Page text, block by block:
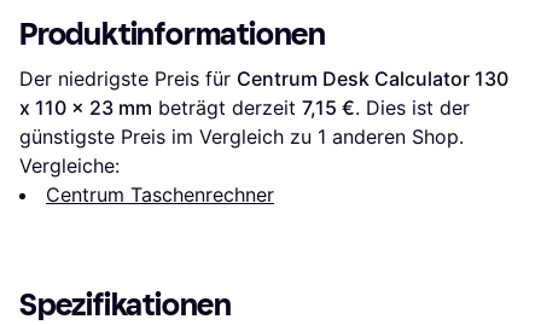
Produktinformationen
Der niedrigste Preis für Centrum Desk Calculator 130
x 110 x 23 mm beträgt derzeit 7,15 €. Dies ist der
günstigste Preis im Vergleich zu 1 anderen Shop.
Vergleiche:
Centrum Taschenrechner
Spezifikationen